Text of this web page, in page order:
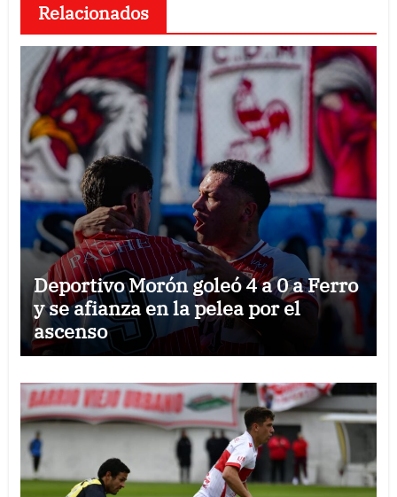
Relacionados
Deportivo Morón goleó 4 a 0 a Ferro
y se afianza en la pelea por el
ascenso